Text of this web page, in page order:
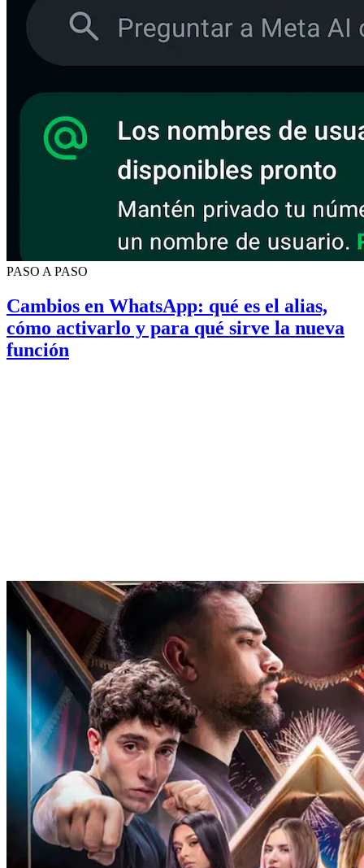
PASO A PASO
Cambios en WhatsApp: qué es el alias,
cómo activarlo y para qué sirve la nueva
función